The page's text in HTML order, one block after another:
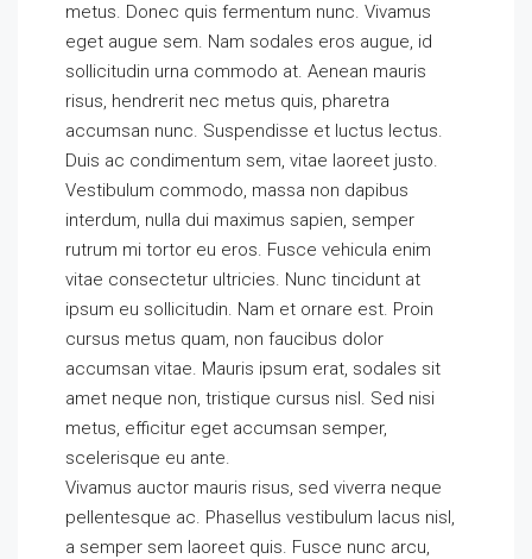
metus. Donec quis fermentum nunc. Vivamus
eget augue sem. Nam sodales eros augue, id
sollicitudin urna commodo at. Aenean mauris
risus, hendrerit nec metus quis, pharetra
accumsan nunc. Suspendisse et luctus lectus.
Duis ac condimentum sem, vitae laoreet justo.
Vestibulum commodo, massa non dapibus
interdum, nulla dui maximus sapien, semper
rutrum mi tortor eu eros. Fusce vehicula enim
vitae consectetur ultricies. Nunc tincidunt at
ipsum eu sollicitudin. Nam et ornare est. Proin
cursus metus quam, non faucibus dolor
accumsan vitae. Mauris ipsum erat, sodales sit
amet neque non, tristique cursus nisl. Sed nisi
metus, efficitur eget accumsan semper,
scelerisque eu ante.
Vivamus auctor mauris risus, sed viverra neque
pellentesque ac. Phasellus vestibulum lacus nisl,
a semper sem laoreet quis. Fusce nunc arcu,